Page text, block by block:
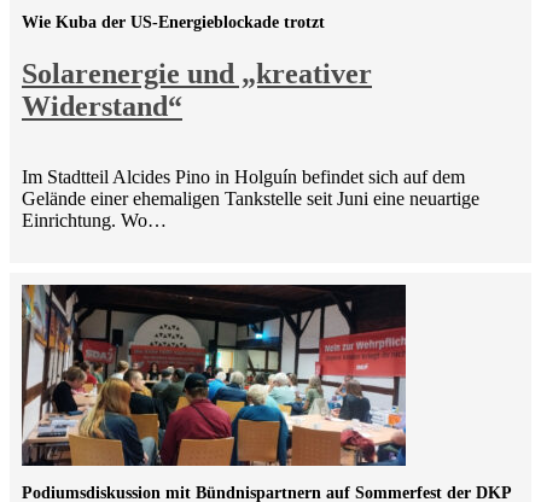
Solarenergie und „kreativer
Widerstand“
Wie Kuba der US-Energieblockade trotzt
Im Stadtteil Alcides Pino in Holguín befindet sich auf dem
Gelände einer ehemaligen Tankstelle seit Juni eine neuartige
Einrichtung. Wo…
Podiumsdiskussion mit Bündnispartnern auf Sommerfest der DKP